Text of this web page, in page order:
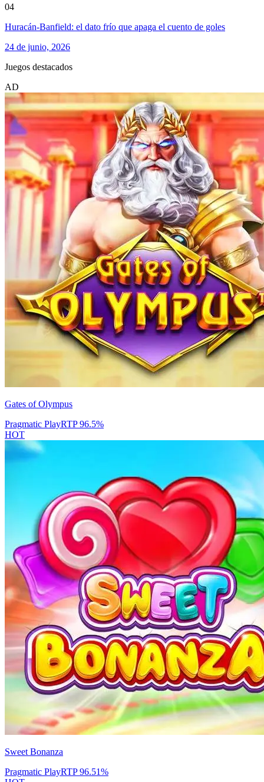
04
Huracán-Banfield: el dato frío que apaga el cuento de goles
24 de junio, 2026
Juegos destacados
AD
Gates of Olympus
Pragmatic PlayRTP96.5%
HOT
Sweet Bonanza
Pragmatic PlayRTP96.51%